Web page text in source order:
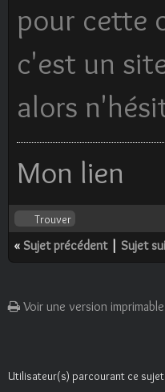
pour cette
c'est un
alors
Mon lien
Trouver
« Sujet précédent| Sujet
Voir une version imprimable
Utilisateur(s) parcourant ce